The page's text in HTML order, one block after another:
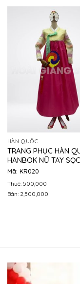
HÀN QUỐC
TRANG PHỤC HÀN
HANBOK NỮ TAY SỌC
Mã: KR020
Thuê: 500,000
Bán: 2,500,000